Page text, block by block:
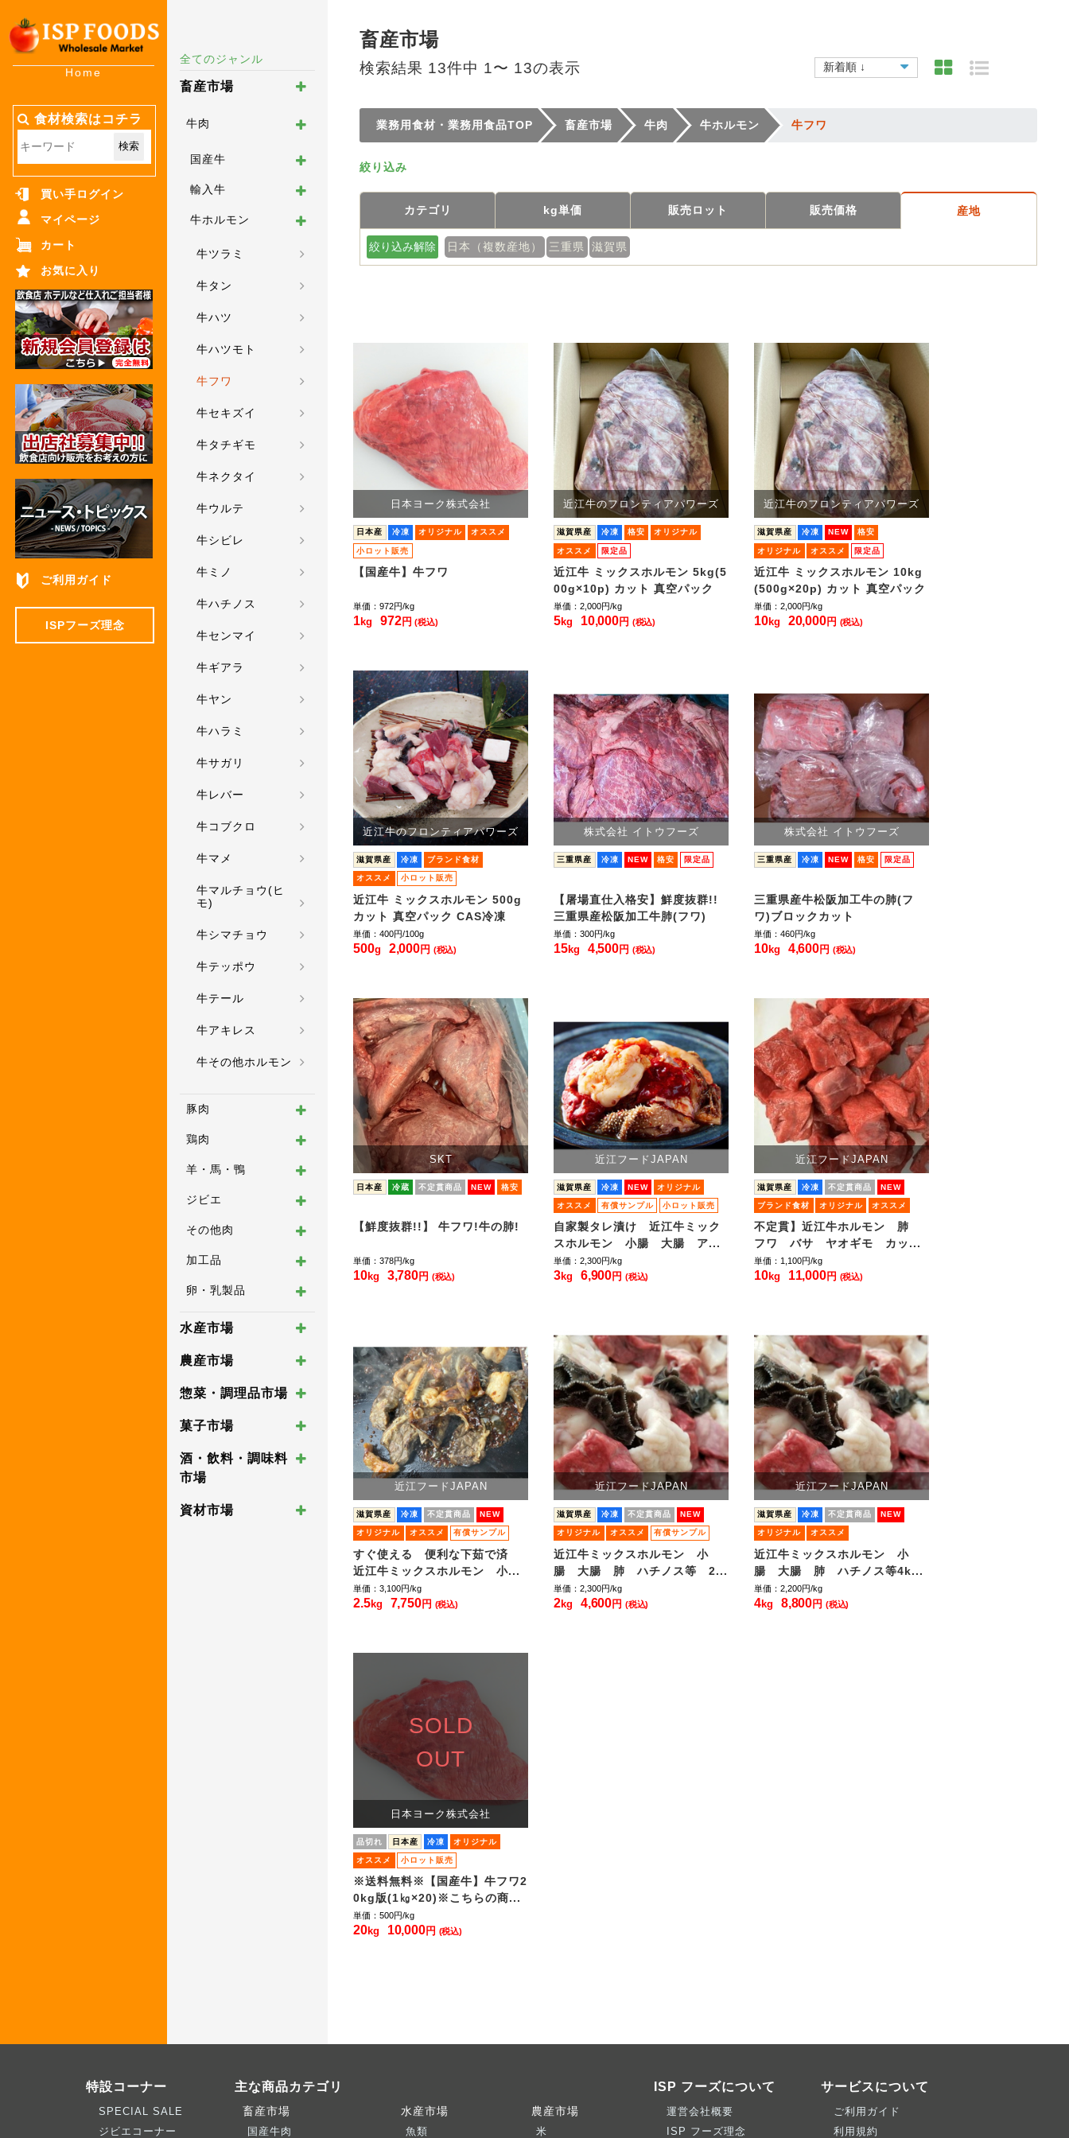
Home
食材検索はコチラ
検索
買い手ログイン
マイページ
カート
お気に入り
ご利用ガイド
ISPフーズ理念
全てのジャンル
畜産市場
牛肉
国産牛
輸入牛
牛ホルモン
牛ツラミ
牛タン
牛ハツ
牛ハツモト
牛フワ
牛セキズイ
牛タチギモ
牛ネクタイ
牛ウルテ
牛シビレ
牛ミノ
牛ハチノス
牛センマイ
牛ギアラ
牛ヤン
牛ハラミ
牛サガリ
牛レバー
牛コブクロ
牛マメ
牛マルチョウ(ヒ
モ)
牛シマチョウ
牛テッポウ
牛テール
牛アキレス
牛その他ホルモン
豚肉
鶏肉
羊・馬・鴨
ジビエ
その他肉
加工品
卵・乳製品
水産市場
農産市場
惣菜・調理品市場
菓子市場
酒・飲料・調味料
市場
資材市場
畜産市場
検索結果 13件中 1〜 13の表示
業務用食材・業務用食品TOP 畜産市場 牛肉 牛ホルモン 牛フワ
絞り込み
カテゴリ kg単価 販売ロット 販売価格 産地
絞り込み解除 日本（複数産地） 三重県 滋賀県
日本ヨーク株式会社
日本産 冷凍 オリジナル オススメ
小ロット販売
【国産牛】牛フワ
単価：972円/kg
1kg 972円(税込)
近江牛のフロンティアパワーズ
滋賀県産 冷凍 格安 オリジナル
オススメ 限定品
近江牛 ミックスホルモン 5kg(5
00g×10p) カット 真空パック
単価：2,000円/kg
5kg 10,000円 (税込)
近江牛のフロンティアパワーズ
滋賀県産 冷凍 NEW 格安
オリジナル オススメ 限定品
近江牛 ミックスホルモン 10kg
(500g×20p) カット 真空パック
単価：2,000円/kg
10kg 20,000円 (税込)
近江牛のフロンティアパワーズ
滋賀県産 冷凍 ブランド食材
オススメ 小ロット販売
近江牛 ミックスホルモン 500g
カット 真空パック CAS冷凍
単価：400円/100g
500g 2,000円 (税込)
株式会社 イトウフーズ
三重県産 冷凍 NEW 格安 限定品
【屠場直仕入格安】鮮度抜群!!
三重県産松阪加工牛肺(フワ)
単価：300円/kg
15kg 4,500円 (税込)
株式会社 イトウフーズ
三重県産 冷凍 NEW 格安 限定品
三重県産牛松阪加工牛の肺(フ
ワ)ブロックカット
単価：460円/kg
10kg 4,600円 (税込)
SKT
日本産 冷蔵 不定貫商品 NEW 格安
【鮮度抜群!!】 牛フワ!牛の肺!
単価：378円/kg
10kg 3,780円 (税込)
近江フードJAPAN
滋賀県産 冷凍 NEW オリジナル
オススメ 有償サンプル 小ロット販売
自家製タレ漬け 近江牛ミック
スホルモン 小腸 大腸 ア...
単価：2,300円/kg
3kg 6,900円 (税込)
近江フードJAPAN
滋賀県産 冷凍 不定貫商品 NEW
ブランド食材 オリジナル オススメ
不定貫】近江牛ホルモン 肺
フワ バサ ヤオギモ カッ...
単価：1,100円/kg
10kg 11,000円 (税込)
近江フードJAPAN
滋賀県産 冷凍 不定貫商品 NEW
オリジナル オススメ 有償サンプル
小ロット販売
すぐ使える 便利な下茹で済
近江牛ミックスホルモン 小...
単価：3,100円/kg
2.5kg 7,750円 (税込)
近江フードJAPAN
滋賀県産 冷凍 不定貫商品 NEW
オリジナル オススメ 有償サンプル
小ロット販売
近江牛ミックスホルモン 小
腸 大腸 肺 ハチノス等 2...
単価：2,300円/kg
2kg 4,600円 (税込)
近江フードJAPAN
滋賀県産 冷凍 不定貫商品 NEW
オリジナル オススメ
近江牛ミックスホルモン 小
腸 大腸 肺 ハチノス等4k...
単価：2,200円/kg
4kg 8,800円 (税込)
SOLD
OUT
日本ヨーク株式会社
品切れ 日本産 冷凍 オリジナル
オススメ 小ロット販売
※送料無料※【国産牛】牛フワ2
0kg版(1㎏×20)※こちらの商...
単価：500円/kg
20kg 10,000円 (税込)
特設コーナー
SPECIAL SALE
ジビエコーナー
主な商品カテゴリ
畜産市場
国産牛肉
水産市場
魚類
農産市場
米
ISP フーズについて
運営会社概要
ISP フーズ理念
サービスについて
ご利用ガイド
利用規約